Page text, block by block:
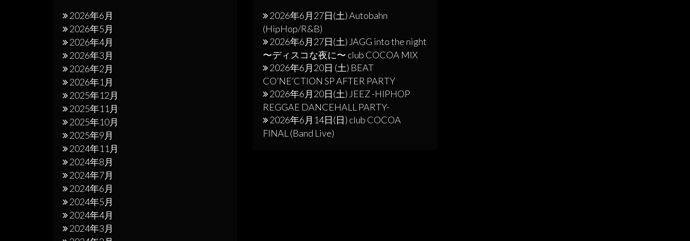
2026年6月
2026年5月
2026年4月
2026年3月
2026年2月
2026年1月
2025年12月
2025年11月
2025年10月
2025年9月
2024年11月
2024年8月
2024年7月
2024年6月
2024年5月
2024年4月
2024年3月
2026年6月27日(土) Autobahn
(HipHop/R&B)
2026年6月27日(土) JAGG into the night
〜ディスコな夜に〜 club COCOA MIX
2026年6月20日 (土) BEAT
CO’NE’CTION SP AFTER PARTY
2026年6月20日(土) JEEZ -HIPHOP
REGGAE DANCEHALL PARTY-
2026年6月14日(日) club COCOA
FINAL (Band Live)